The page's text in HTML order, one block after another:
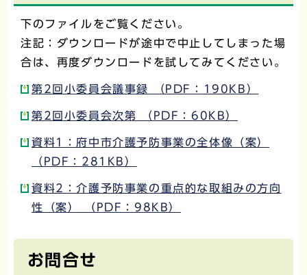
下のファイルをご覧ください。
注記：ダウンロードが途中で中止してしまった場
合は、再度ダウンロードを試してみてください。
第2回小委員会議事録 （PDF：190KB）
第2回小委員会次第 （PDF：60KB）
資料1：府中市介護予防事業の全体像（案）
（PDF：281KB）
資料2：介護予防事業の重点的な取組みの方向
性（案） （PDF：98KB）
お問合せ